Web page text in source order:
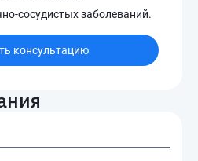
сосудистых заболеваний.
консультацию